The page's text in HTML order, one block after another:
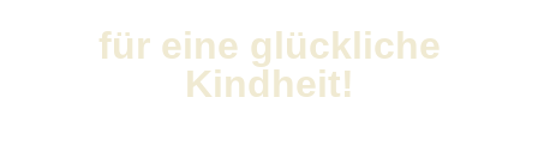
für eine glückliche
Kindheit!